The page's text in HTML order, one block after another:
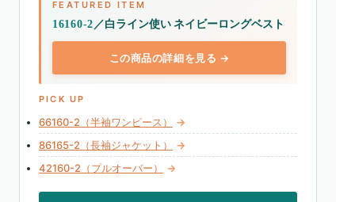
FEATURED ITEM
16160-2 ／白ライン使い ネイビーロングベスト
この商品の詳細を見る →
PICK UP
66160-2（半袖ワンピース）
→
86165-2（長袖ジャケット）
→
42160-2（プルオーバー）
→